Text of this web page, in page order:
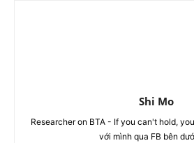
Shi Mo
Researcher on BTA - If you can't hold,
với mình qua FB bên